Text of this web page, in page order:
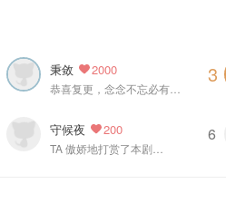
秉敛 2000 3
守候夜 200
TA 傲娇地打赏了本剧…
6